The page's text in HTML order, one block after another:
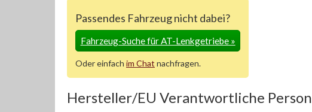
Passendes Fahrzeug nicht dabei?
Fahrzeug-Suche für AT-Lenkgetriebe»
Oder einfach im Chat nachfragen.
Hersteller/EU Verantwortliche Person